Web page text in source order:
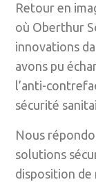
Retour en
où Oberthur
innovations
avons pu
l’anti-
sécurité
Nous
solutions
disposition